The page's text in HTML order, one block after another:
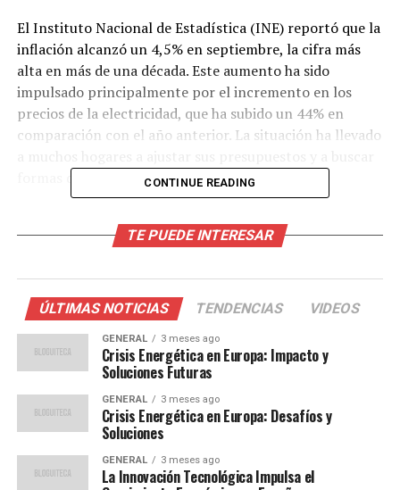
El Instituto Nacional de Estadística (INE) reportó que la
inflación alcanzó un 4,5% en septiembre, la cifra más
alta en más de una década. Este aumento ha sido
impulsado principalmente por el incremento en los
precios de la electricidad, que ha subido un 44% en
comparación con el año anterior. La situación ha llevado
formas de reducir gastos.
Factores Detrás del Aumento
Expertos en economía señalan que varios factores
globales y locales han contribuido a esta situación. En
primer lugar, la recuperación económica tras la
pandemia de COVID-19 ha generado una mayor
demanda de energía, lo que ha presionado los precios al
alza. Además, las interrupciones en la cadena de
suministro global han afectado la disponibilidad de
productos básicos, elevando sus costos.
El economista José María López explicó que
CONTINUE READING
TE PUEDE INTERESAR
ÚLTIMAS NOTICIAS TENDENCIAS VIDEOS
GENERAL 3 meses ago
Crisis Energética en Europa: Impacto y
Soluciones Futuras
GENERAL 3 meses ago
Crisis Energética en Europa: Desafíos y
Soluciones
GENERAL 3 meses ago
La Innovación Tecnológica Impulsa el